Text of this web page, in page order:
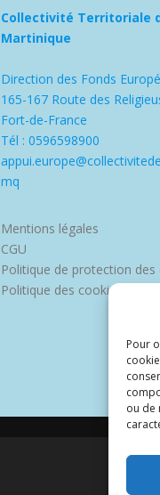
Pour
ou de
Collectivité Territoriale
Martinique
Direction des Fonds
165-167 Route des
Fort-de-France
Tél : 0596598900
mq
Mentions légales
CGU
Politique de protection des
Politique des cookies